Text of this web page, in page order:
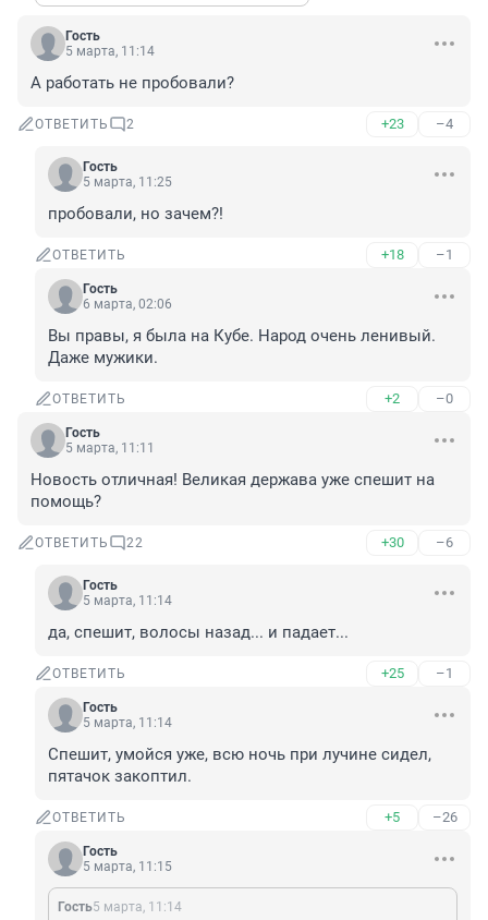
Гость
5 марта, 11:14
А работать не пробовали?
ОТВЕТИТЬ 2 +23 –4
Гость
5 марта, 11:25
пробовали, но зачем?!
ОТВЕТИТЬ +18 –1
Гость
6 марта, 02:06
Вы правы, я была на Кубе. Народ очень ленивый.
Даже мужики.
ОТВЕТИТЬ +2 –0
Гость
5 марта, 11:11
Новость отличная! Великая держава уже спешит на
помощь?
ОТВЕТИТЬ 22 +30 –6
Гость
5 марта, 11:14
да, спешит, волосы назад... и падает...
ОТВЕТИТЬ +25 –1
Гость
5 марта, 11:14
Спешит, умойся уже, всю ночь при лучине сидел,
пятачок закоптил.
ОТВЕТИТЬ +5 –26
Гость
5 марта, 11:15
Гость5 марта, 11:14